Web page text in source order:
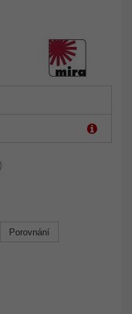
Porovnání